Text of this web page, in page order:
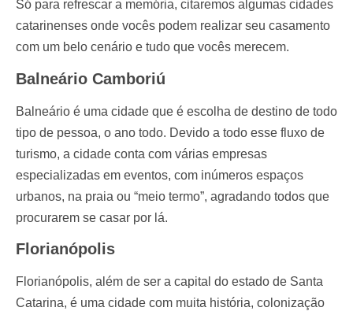
Só para refrescar a memória, citaremos algumas cidades
catarinenses onde vocês podem realizar seu casamento
com um belo cenário e tudo que vocês merecem.
Balneário Camboriú
Balneário é uma cidade que é escolha de destino de todo
tipo de pessoa, o ano todo. Devido a todo esse fluxo de
turismo, a cidade conta com várias empresas
especializadas em eventos, com inúmeros espaços
urbanos, na praia ou “meio termo”, agradando todos que
procurarem se casar por lá.
Florianópolis
Florianópolis, além de ser a capital do estado de Santa
Catarina, é uma cidade com muita história, colonização